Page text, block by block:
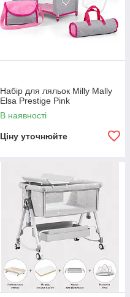
Набір для ляльок Milly Mally
Elsa Prestige Pink
В наявності
Ціну уточнюйте